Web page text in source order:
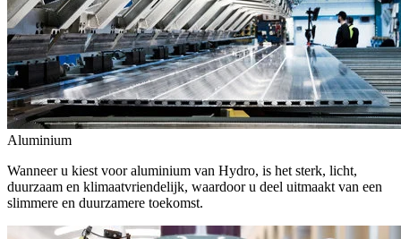
Aluminium
Wanneer u kiest voor aluminium van Hydro, is het sterk, licht,
duurzaam en klimaatvriendelijk, waardoor u deel uitmaakt van een
slimmere en duurzamere toekomst.